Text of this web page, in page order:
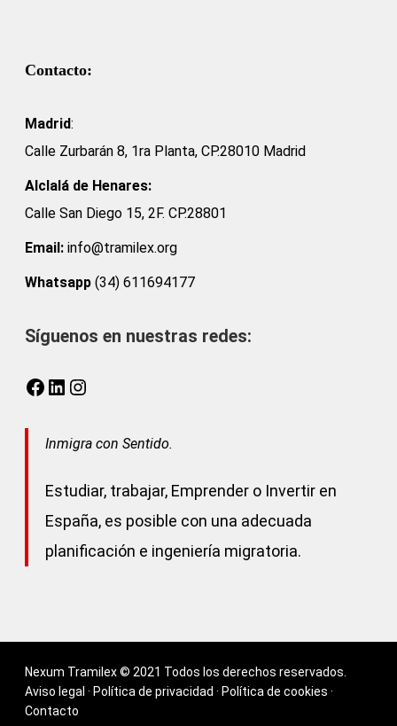
Contacto:
Madrid:
Calle Zurbarán 8, 1ra Planta, CP.28010 Madrid
Alclalá de Henares:
Calle San Diego 15, 2F. CP.28801
Email: info@tramilex.org
Whatsapp (34) 611694177
Síguenos en nuestras redes:
Facebook
LinkedIn
Inmigra con Sentido.
Estudiar, trabajar, Emprender o Invertir en
España, es posible con una adecuada
planificación e ingeniería migratoria.
Nexum Tramilex © 2021 Todos los derechos reservados.
Aviso legal · Política de privacidad · Política de cookies ·
Contacto